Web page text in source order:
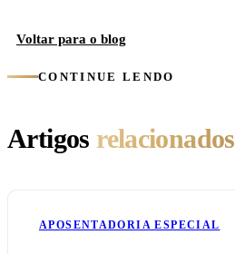
Voltar para o blog
CONTINUE LENDO
Artigos relacionados
APOSENTADORIA ESPECIAL